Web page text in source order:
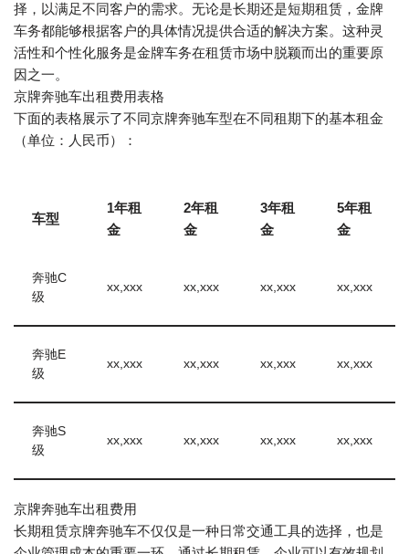
择，以满足不同客户的需求。无论是长期还是短期租赁，金牌
车务都能够根据客户的具体情况提供合适的解决方案。这种灵
活性和个性化服务是金牌车务在租赁市场中脱颖而出的重要原
因之一。
京牌奔驰车出租费用表格
下面的表格展示了不同京牌奔驰车型在不同租期下的基本租金
（单位：人民币）：
车型
1年租
金
2年租
金
3年租
金
5年租
金
奔驰C
级
xx,xxx xx,xxx xx,xxx xx,xxx
奔驰E
级
xx,xxx xx,xxx xx,xxx xx,xxx
奔驰S
级
xx,xxx xx,xxx xx,xxx xx,xxx
京牌奔驰车出租费用
长期租赁京牌奔驰车不仅仅是一种日常交通工具的选择，也是